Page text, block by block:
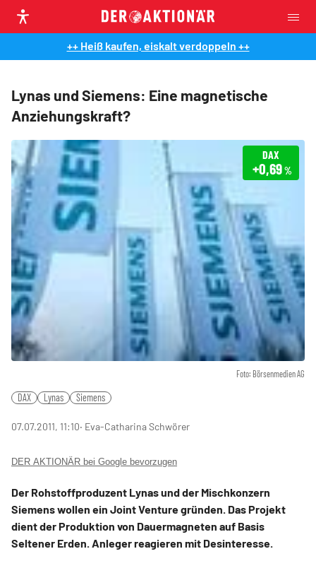
++ Heiß kaufen, eiskalt verdoppeln ++
Lynas und Siemens: Eine magnetische
Anziehungskraft?
Foto: Börsenmedien AG
DAX
+0,69%
DAX Lynas Siemens
07.07.2011, 11:10‧ Eva-Catharina Schwörer
DER AKTIONÄR bei Google bevorzugen
Der Rohstoffproduzent Lynas und der Mischkonzern
Siemens wollen ein Joint Venture gründen. Das Projekt
dient der Produktion von Dauermagneten auf Basis
Seltener Erden. Anleger reagieren mit Desinteresse.